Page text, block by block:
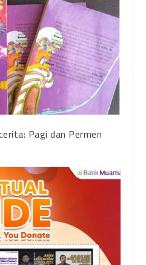
Pagi dan Permen